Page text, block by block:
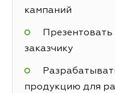
кампаний
заказчику
продукцию для